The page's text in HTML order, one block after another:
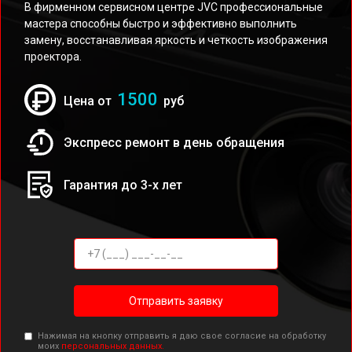
В фирменном сервисном центре JVC профессиональные
мастера способны быстро и эффективно выполнить
замену, восстанавливая яркость и четкость изображения
проектора.
Цена от 1500 руб
Экспресс ремонт в день обращения
Гарантия до 3-х лет
Отправить заявку
Нажимая на кнопку отправить я даю свое согласие на обработку
моих персональных данных.